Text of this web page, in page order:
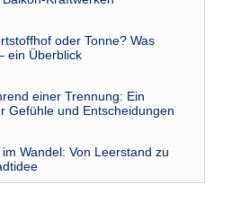
oder Tonne? Was
ein Überblick
einer Trennung: Ein
Gefühle und Entscheidungen
Wandel: Von Leerstand zu